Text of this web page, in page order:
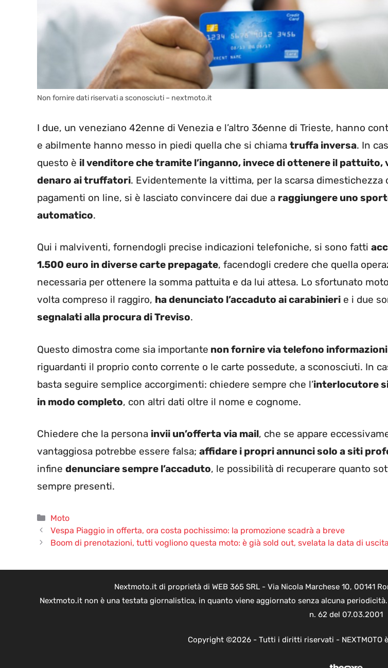
Non fornire dati riservati a sconosciuti – nextmoto.it
I due, un veneziano 42enne di Venezia e l’altro 36enne di Trieste, hanno
e abilmente hanno messo in piedi quella che si chiama truffa inversa. In
questo è il venditore che tramite l’inganno, invece di ottenere il pattuito,
denaro ai truffatori. Evidentemente la vittima, per la scarsa dimestichezza
pagamenti on line, si è lasciato convincere dai due a raggiungere uno
automatico.
Qui i malviventi, fornendogli precise indicazioni telefoniche, si sono fatti
1.500 euro in diverse carte prepagate, facendogli credere che quella
necessaria per ottenere la somma pattuita e da lui attesa. Lo sfortunato
volta compreso il raggiro, ha denunciato l’accaduto ai carabinieri e i due
segnalati alla procura di Treviso.
Questo dimostra come sia importante non fornire via telefono
riguardanti il proprio conto corrente o le carte possedute, a sconosciuti. In
basta seguire semplice accorgimenti: chiedere sempre che l’interlocutore
in modo completo, con altri dati oltre il nome e cognome.
Chiedere che la persona invii un’offerta via mail, che se appare
vantaggiosa potrebbe essere falsa; affidare i propri annunci solo a siti
infine denunciare sempre l’accaduto, le possibilità di recuperare quanto
sempre presenti.
Categorie
Moto
Vespa Piaggio in offerta, ora costa pochissimo: la promozione scadrà a breve
Boom di prenotazioni, tutti vogliono questa moto: è già sold out, svelata la data di uscita
Nextmoto.it di proprietà di WEB 365 SRL - Via Nicola Marchese 10, 00141
Nextmoto.it non è una testata giornalistica, in quanto viene aggiornato senza alcuna
n. 62 del 07.03.2001
Copyright ©2026 - Tutti i diritti riservati - NEXTMOTO